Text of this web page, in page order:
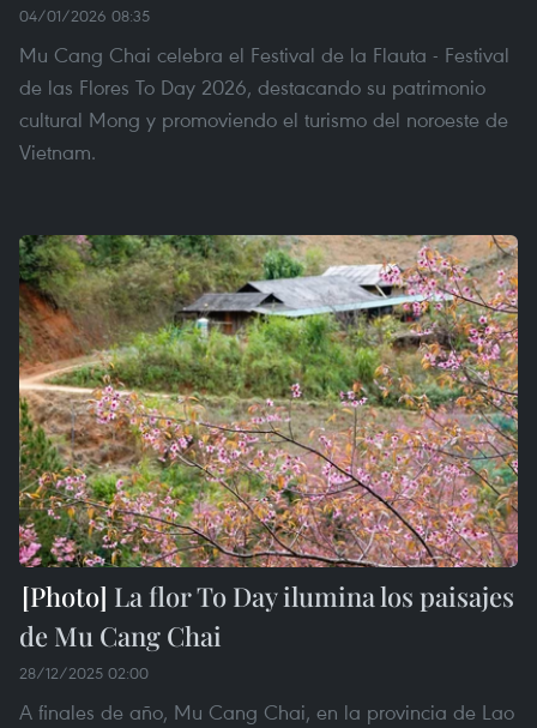
04/01/2026 08:35
Mu Cang Chai celebra el Festival de la Flauta - Festival
de las Flores To Day 2026, destacando su patrimonio
cultural Mong y promoviendo el turismo del noroeste de
Vietnam.
La flor To Day ilumina los paisajes
de Mu Cang Chai
28/12/2025 02:00
A finales de año, Mu Cang Chai, en la provincia de Lao